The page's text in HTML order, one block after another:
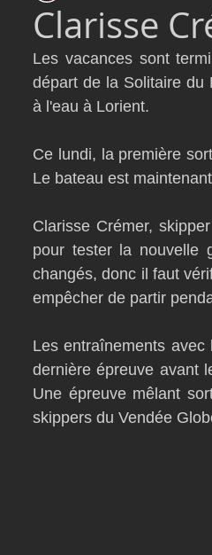
Class Rhum JMD54
Clarisse
Les vacances sont
départ de la Solitaire du
à l'eau à Lorient.
Ce lundi, la première
Le bateau est
Clarisse Crémer,
pour tester la nouvelle
changés, donc il faut
empêcher de partir
Les entraînements
dernière épreuve avant
Une épreuve mêlant
skippers du Vendée